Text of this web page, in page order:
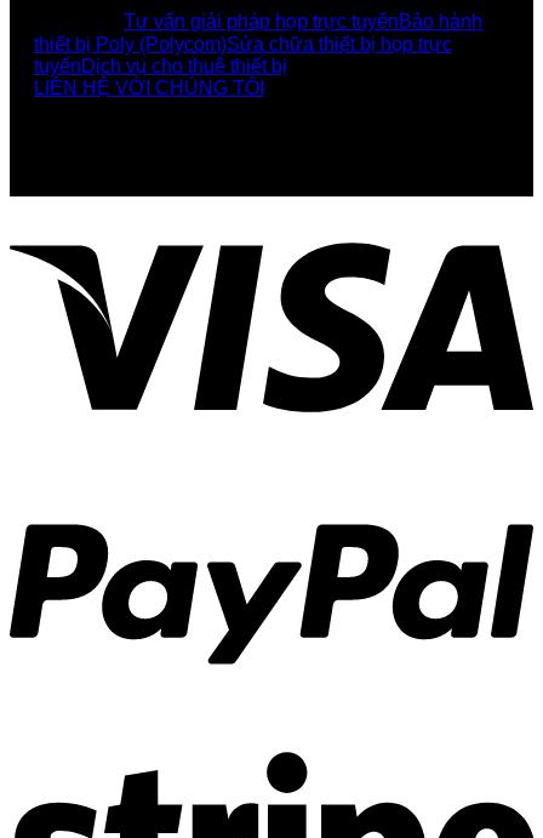
Tư vấn giải pháp họp trực tuyếnBảo hành
thiết bị Poly (Polycom)Sửa chữa thiết bị họp trực
tuyếnDịch vụ cho thuê thiết bị
LIÊN HỆ VỚI CHÚNG TÔI